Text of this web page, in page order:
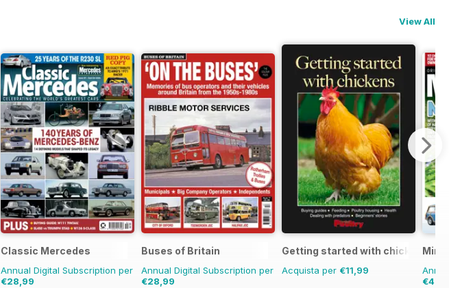
View All
Classic Mercedes
Annual Digital Subscription per
€28,99
Buses of Britain
Annual Digital Subscription per
€28,99
Getting started with chickens
Acquista per €11,99
Mini